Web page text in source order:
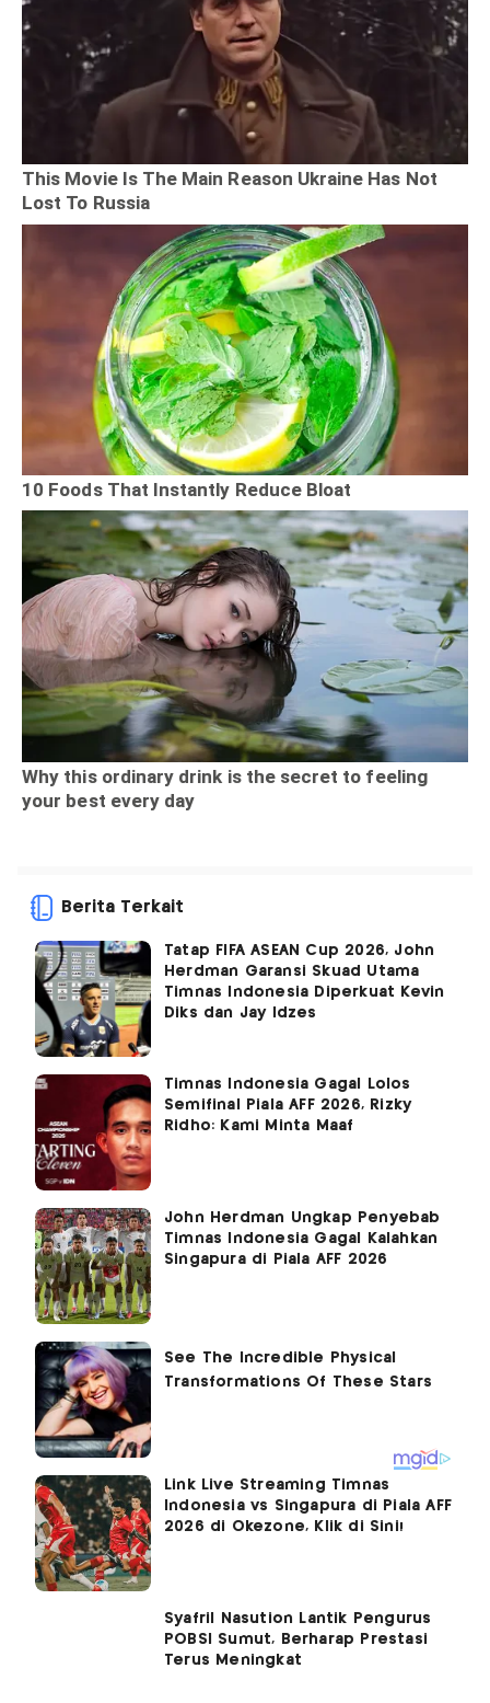
Berita Terkait
Tatap FIFA ASEAN Cup 2026, John
Herdman Garansi Skuad Utama
Timnas Indonesia Diperkuat Kevin
Diks dan Jay Idzes
Timnas Indonesia Gagal Lolos
Semifinal Piala AFF 2026, Rizky
Ridho: Kami Minta Maaf
John Herdman Ungkap Penyebab
Timnas Indonesia Gagal Kalahkan
Singapura di Piala AFF 2026
Link Live Streaming Timnas
Indonesia vs Singapura di Piala AFF
2026 di Okezone, Klik di Sini!
Syafril Nasution Lantik Pengurus
POBSI Sumut, Berharap Prestasi
Terus Meningkat